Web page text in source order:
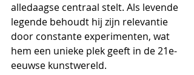
alledaagse centraal stelt. Als levende
legende behoudt hij zijn relevantie
door constante experimenten, wat
hem een unieke plek geeft in de 21e-
eeuwse kunstwereld.